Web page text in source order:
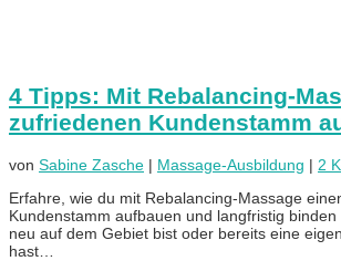
4 Tipps: Mit Rebalancing-
zufriedenen Kundenstamm
von Sabine Zasche | Massage-Ausbildung | 2
Erfahre, wie du mit Rebalancing-Massage
Kundenstamm aufbauen und langfristig
neu auf dem Gebiet bist oder bereits eine
hast…